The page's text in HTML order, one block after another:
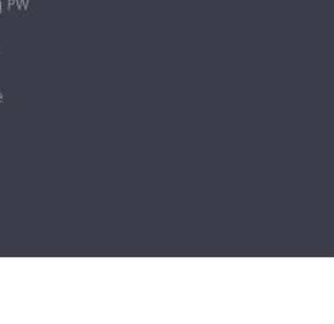
PW